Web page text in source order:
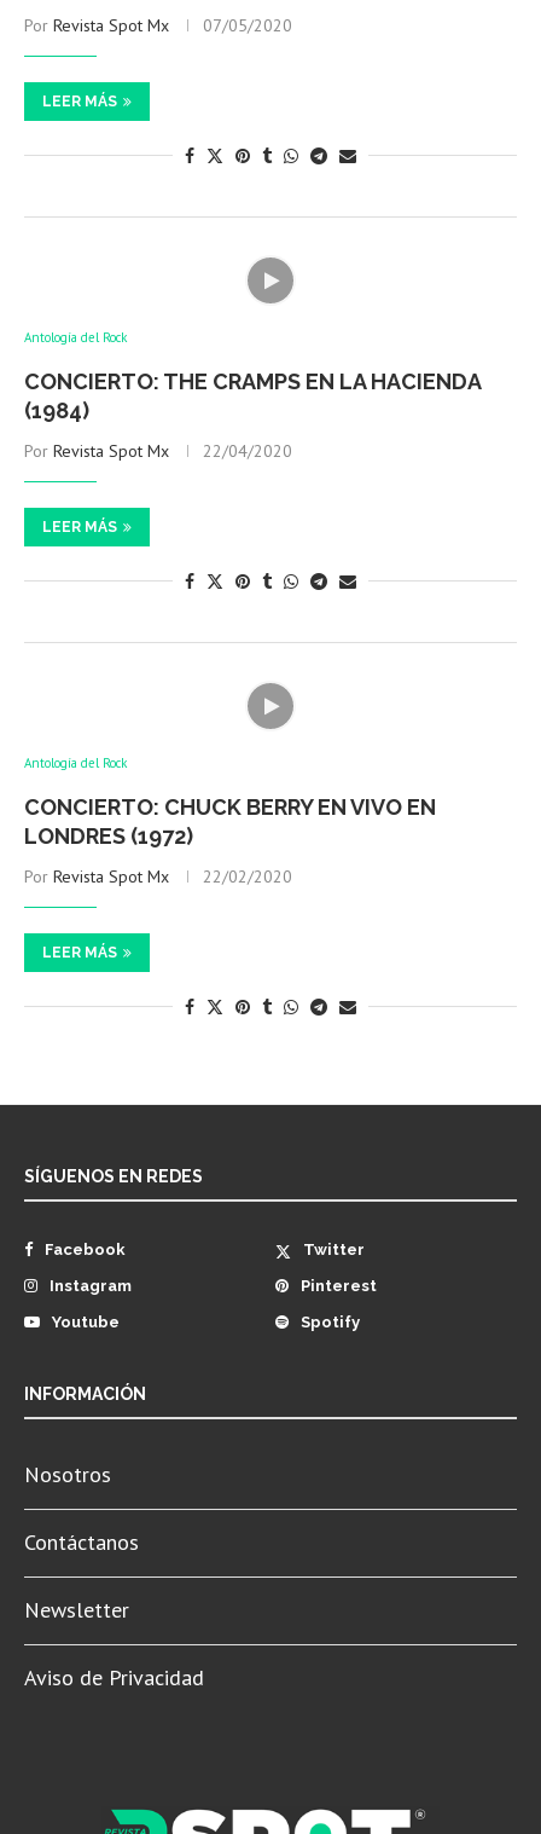
Por Revista Spot Mx 07/05/2020
LEER MÁS
Antología del Rock
CONCIERTO: THE CRAMPS EN LA HACIENDA
(1984)
Por Revista Spot Mx 22/04/2020
LEER MÁS
Antología del Rock
CONCIERTO: CHUCK BERRY EN VIVO EN
LONDRES (1972)
Por Revista Spot Mx 22/02/2020
LEER MÁS
SÍGUENOS EN REDES
Facebook
Twitter
Instagram
Pinterest
Youtube
Spotify
INFORMACIÓN
Nosotros
Contáctanos
Newsletter
Aviso de Privacidad